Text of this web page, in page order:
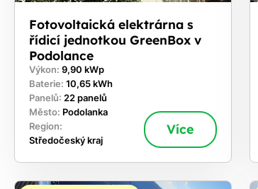
Fotovoltaická elektrárna s
řídicí jednotkou GreenBox v
Podolance
Výkon: 9,90 kWp
Baterie: 10,65 kWh
Panelů: 22 panelů
Město: Podolanka
Region:
Středočeský kraj
Více